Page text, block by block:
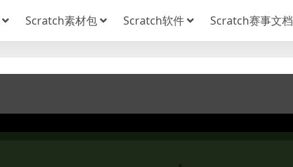
Scratch素材包 Scratch软件 Scratch赛事文档